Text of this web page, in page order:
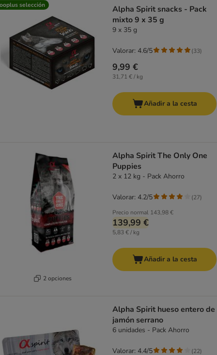
selección
Alpha Spirit snacks - Pack
mixto 9 x 35 g
9 x 35 g
9,99 €
31,71 € / kg
Valorar: 4.6/5 (33)
Añadir a la cesta
2 opciones
Alpha Spirit The Only One
Puppies
2 x 12 kg - Pack Ahorro
Precio normal 143,98 €
139,99 €
5,83 € / kg
Valorar: 4.2/5 (27)
Añadir a la cesta
Alpha Spirit hueso entero de
jamón serrano
6 unidades - Pack Ahorro
Valorar: 4.4/5 (22)